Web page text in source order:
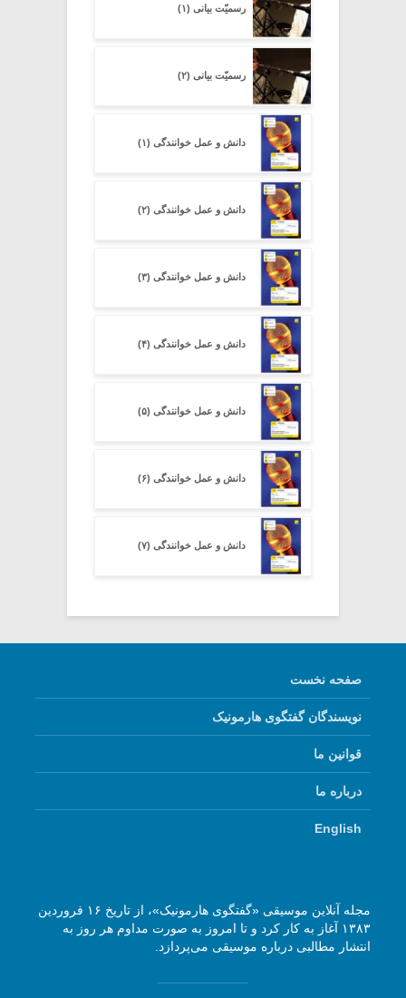
رسمیّت بیانی (۱)
رسمیّت بیانی (۲)
دانش و عمل خوانندگی (۱)
دانش و عمل خوانندگی (۲)
دانش و عمل خوانندگی (۳)
دانش و عمل خوانندگی (۴)
دانش و عمل خوانندگی (۵)
دانش و عمل خوانندگی (۶)
دانش و عمل خوانندگی (۷)
صفحه نخست
نویسندگان گفتگوی هارمونیک
قوانین ما
درباره ما
English
مجله آنلاین موسیقی «گفتگوی هارمونیک»، از تاریخ ۱۶ فروردین
۱۳۸۳ آغاز به کار کرد و تا امروز به صورت مداوم هر روز به
انتشار مطالبی درباره موسیقی می‌پردازد.